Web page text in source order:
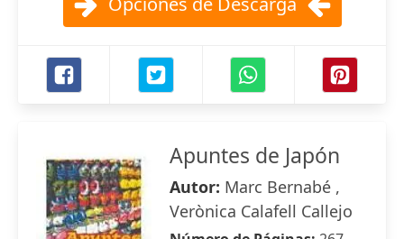
Apuntes de Japón
Autor: Marc Bernabé ,
Verònica Calafell Callejo